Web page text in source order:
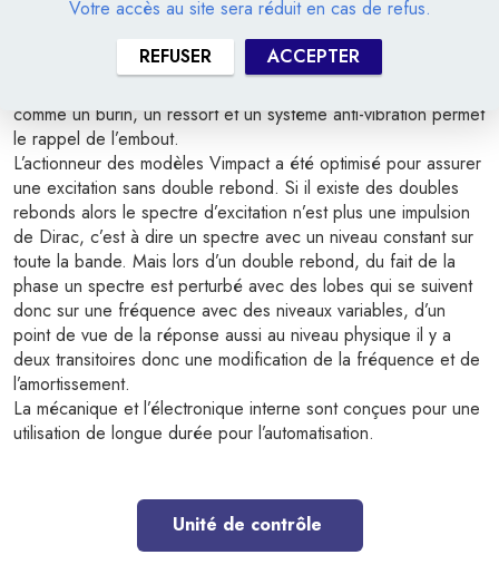
Votre accès au site sera réduit en cas de refus.
REFUSER
ACCEPTER
Le marteau est soit articulé avec un mouvement pendulaire et
un ressort de rappel calibré pour un bon rappel c’est le cas
du Vimpact6x. Soit avec un principe de pilon c’est-à-dire un
comme un burin, un ressort et un système anti-vibration permet
le rappel de l’embout.
L’actionneur des modèles Vimpact a été optimisé pour assurer
une excitation sans double rebond. Si il existe des doubles
rebonds alors le spectre d’excitation n’est plus une impulsion
de Dirac, c’est à dire un spectre avec un niveau constant sur
toute la bande. Mais lors d’un double rebond, du fait de la
phase un spectre est perturbé avec des lobes qui se suivent
donc sur une fréquence avec des niveaux variables, d’un
point de vue de la réponse aussi au niveau physique il y a
deux transitoires donc une modification de la fréquence et de
l’amortissement.
La mécanique et l’électronique interne sont conçues pour une
utilisation de longue durée pour l’automatisation.
Unité de contrôle